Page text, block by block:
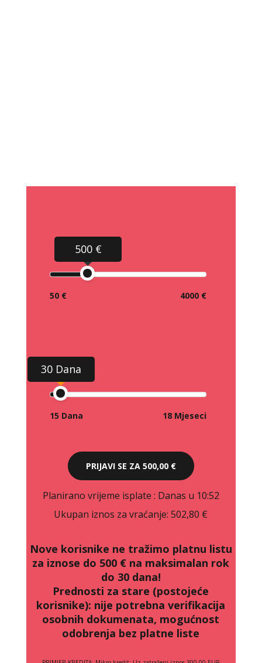
500 €
50 € 4000 €
30 Dana
15 Dana 18 Mjeseci
PRIJAVI SE ZA 500,00 €
Planirano vrijeme isplate : Danas u 10:52
Ukupan iznos za vraćanje:502,80 €
Nove korisnike ne tražimo platnu listu
za iznose do 500 € na maksimalan rok
do 30 dana!
Prednosti za stare (postojeće
korisnike): nije potrebna verifikacija
osobnih dokumenata, mogućnost
odobrenja bez platne liste